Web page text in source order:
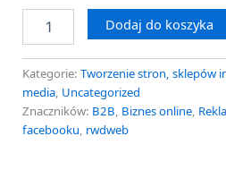
Dodaj do koszyka
Kategorie: Tworzenie stron, sklepów
media, Uncategorized
Znaczników: B2B, Biznes online,
facebooku, rwdweb